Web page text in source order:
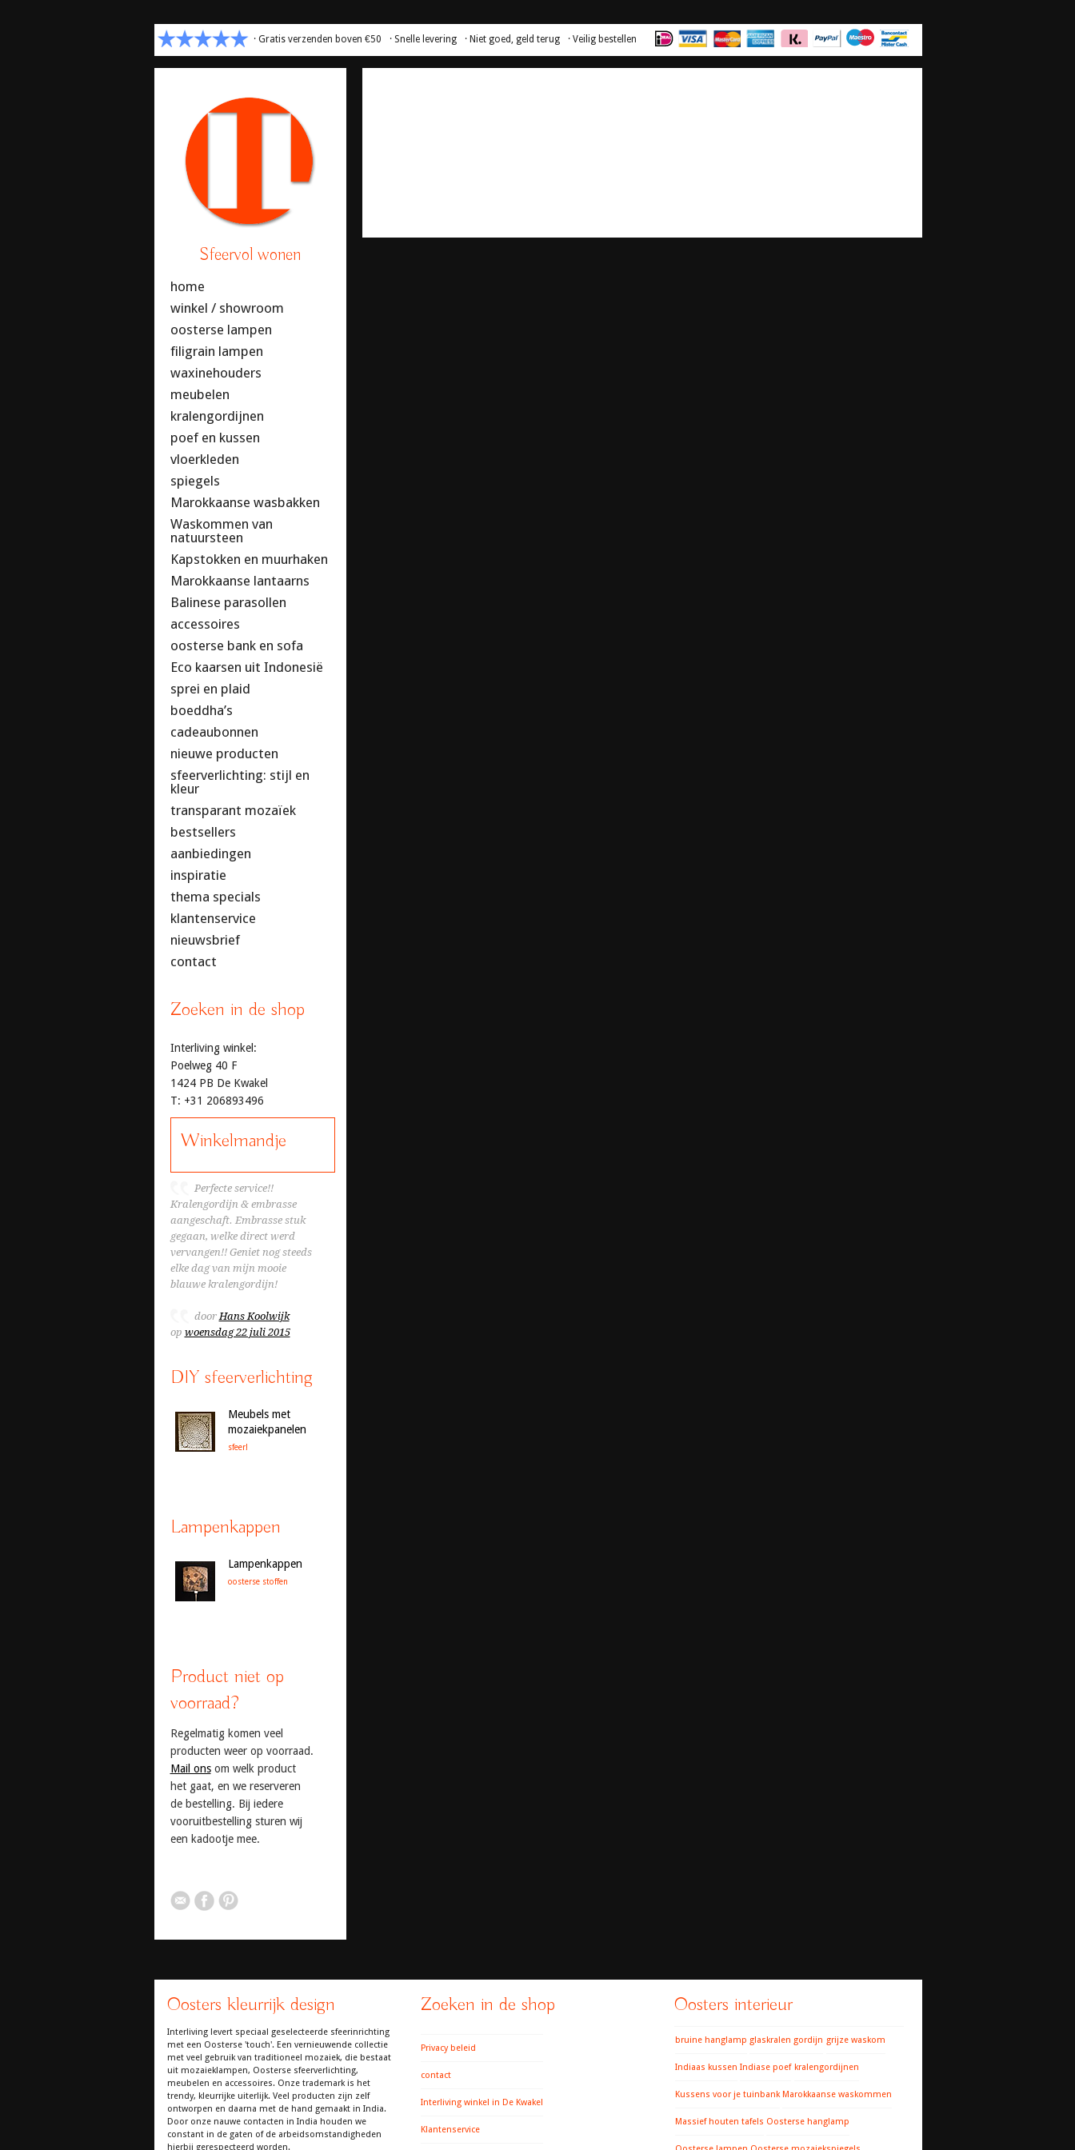
· Gratis verzenden boven €50 · Snelle levering · Niet goed, geld terug · Veilig bestellen
Sfeervol wonen
home
winkel / showroom
oosterse lampen
filigrain lampen
waxinehouders
meubelen
kralengordijnen
poef en kussen
vloerkleden
spiegels
Marokkaanse wasbakken
Waskommen van
natuursteen
Kapstokken en muurhaken
Marokkaanse lantaarns
Balinese parasollen
accessoires
oosterse bank en sofa
Eco kaarsen uit Indonesië
sprei en plaid
boeddha’s
cadeaubonnen
nieuwe producten
sfeerverlichting: stijl en
kleur
transparant mozaïek
bestsellers
aanbiedingen
inspiratie
thema specials
klantenservice
nieuwsbrief
contact
Zoeken in de shop
Interliving winkel:
Poelweg 40 F
1424 PB De Kwakel
T: +31 206893496
Winkelmandje
Perfecte service!!
Kralengordijn & embrasse
aangeschaft. Embrasse stuk
gegaan, welke direct werd
vervangen!! Geniet nog steeds
elke dag van mijn mooie
blauwe kralengordijn!
doorHans Koolwijk
op woensdag 22 juli 2015
DIY sfeerverlichting
Meubels met
mozaiekpanelen
sfeer!
Lampenkappen
Lampenkappen
oosterse stoffen
Product niet op
voorraad?
Regelmatig komen veel
producten weer op voorraad.
Mail onsom welk product
het gaat, en we reserveren
de bestelling. Bij iedere
vooruitbestelling sturen wij
een kadootje mee.
Oosters kleurrijk design
Interliving levert speciaal geselecteerde sfeerinrichting
met een Oosterse 'touch'. Een vernieuwende collectie
met veel gebruik van traditioneel mozaiek, die bestaat
uit mozaieklampen, Oosterse sfeerverlichting,
meubelen en accessoires. Onze trademark is het
trendy, kleurrijke uiterlijk. Veel producten zijn zelf
ontworpen en daarna met de hand gemaakt in India.
Door onze nauwe contacten in India houden we
constant in de gaten of de arbeidsomstandigheden
hierbij gerespecteerd worden.
Zoeken in de shop
Privacy beleid
contact
Interliving winkel in De Kwakel
Klantenservice
Oosters interieur
bruine hanglamp glaskralen gordijn grijze waskom
Indiaas kussen Indiase poef kralengordijnen
Kussens voor je tuinbank Marokkaanse waskommen
Massief houten tafels Oosterse hanglamp